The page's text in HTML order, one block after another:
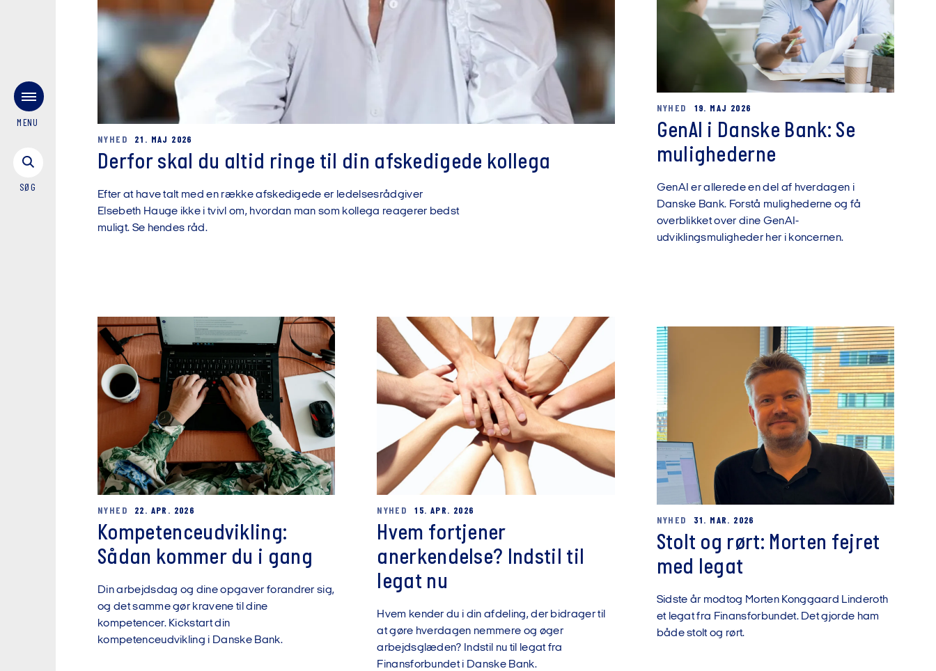
MENU
SØG
NYHED 21. MAJ 2026
Derfor skal du altid ringe til din afskedigede kollega
Efter at have talt med en række afskedigede er ledelsesrådgiver
Elsebeth Hauge ikke i tvivl om, hvordan man som kollega reagerer bedst
muligt. Se hendes råd.
NYHED 19. MAJ 2026
GenAI i Danske Bank: Se
mulighederne
GenAI er allerede en del af hverdagen i
Danske Bank. Forstå mulighederne og få
overblikket over dine GenAI-
udviklingsmuligheder her i koncernen.
NYHED 22. APR. 2026
Kompetenceudvikling:
Sådan kommer du i gang
Din arbejdsdag og dine opgaver forandrer sig,
og det samme gør kravene til dine
kompetencer. Kickstart din
kompetenceudvikling i Danske Bank.
NYHED 15. APR. 2026
Hvem fortjener
anerkendelse? Indstil til
legat nu
Hvem kender du i din afdeling, der bidrager til
at gøre hverdagen nemmere og øger
arbejdsglæden? Indstil nu til legat fra
Finansforbundet i Danske Bank.
NYHED 31. MAR. 2026
Stolt og rørt: Morten fejret
med legat
Sidste år modtog Morten Konggaard Linderoth
et legat fra Finansforbundet. Det gjorde ham
både stolt og rørt.